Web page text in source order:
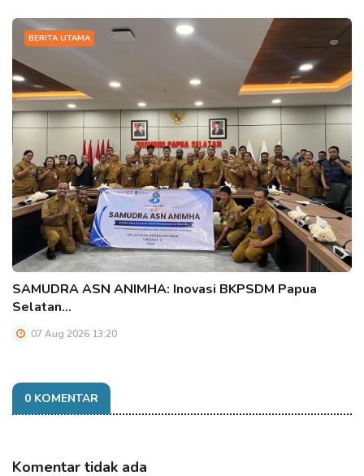
BERITA UTAMA
SAMUDRA ASN ANIMHA: Inovasi BKPSDM Papua
Selatan…
07 Aug 2026 13:20
0 KOMENTAR
Komentar tidak ada